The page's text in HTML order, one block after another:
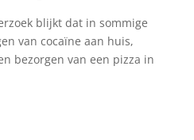
blijkt dat in sommige
van cocaïne aan huis,
bezorgen van een pizza in